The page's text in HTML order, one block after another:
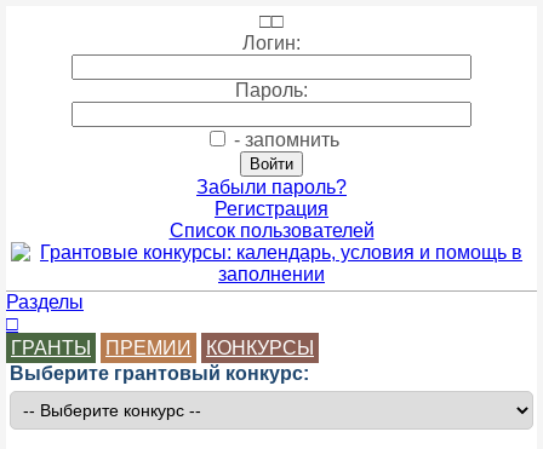
□□
Логин:
Пароль:
- запомнить
Забыли пароль?
Регистрация
Список пользователей
Разделы
□
ГРАНТЫ
ПРЕМИИ
КОНКУРСЫ
Выберите грантовый конкурс: